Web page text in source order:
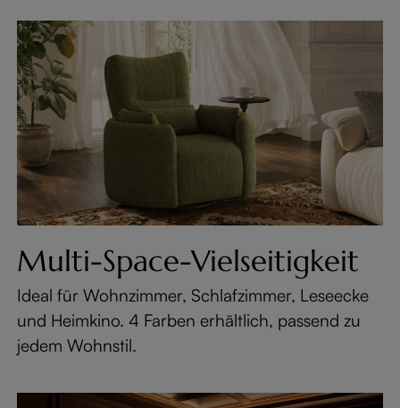
Multi-Space-Vielseitigkeit
Ideal für Wohnzimmer, Schlafzimmer, Leseecke
und Heimkino. 4 Farben erhältlich, passend zu
jedem Wohnstil.